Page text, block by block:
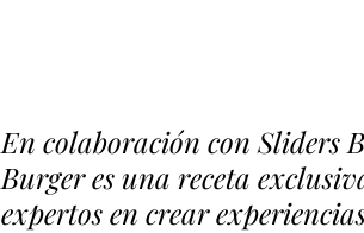
En colaboración con Sliders
Burger es una receta
expertos en crear